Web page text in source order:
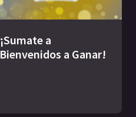
¡Sumate a
Bienvenidos a Ganar!